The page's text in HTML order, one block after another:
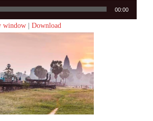
00:00
window Download